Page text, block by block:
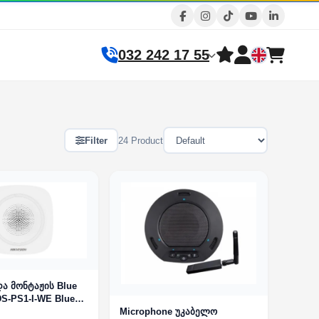
032 242 17 55
Filter 24 Product
მონტაჟის Blue
PS1-I-WE Blue
Series
Microphone უკაბელო